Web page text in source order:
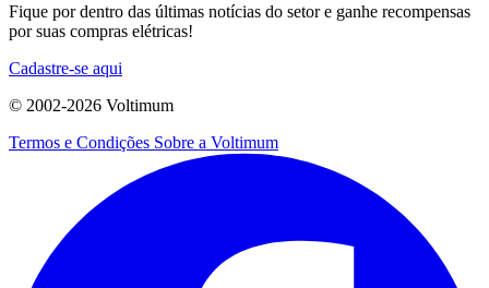
Fique por dentro das últimas notícias do setor e ganhe recompensas
por suas compras elétricas!
Cadastre-se aqui
© 2002-2026 Voltimum
Termos e Condições Sobre a Voltimum